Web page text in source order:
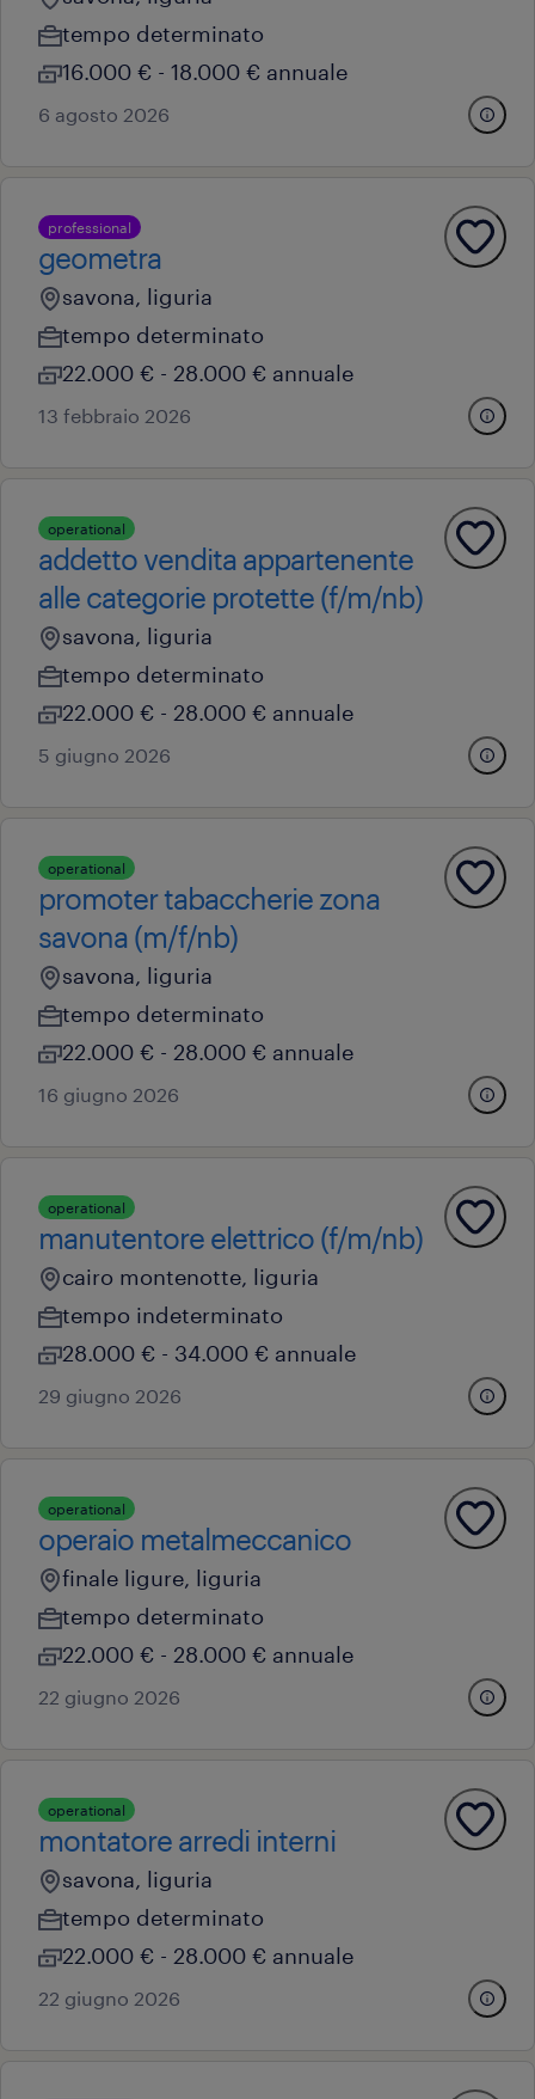
tempo determinato
16.000 € - 18.000 € annuale
6 agosto 2026
professional
geometra
savona, liguria
tempo determinato
22.000 € - 28.000 € annuale
13 febbraio 2026
operational
addetto vendita appartenente
alle categorie protette (f/m/nb)
savona, liguria
tempo determinato
22.000 € - 28.000 € annuale
5 giugno 2026
operational
promoter tabaccherie zona
savona (m/f/nb)
savona, liguria
tempo determinato
22.000 € - 28.000 € annuale
16 giugno 2026
operational
manutentore elettrico (f/m/nb)
cairo montenotte, liguria
tempo indeterminato
28.000 € - 34.000 € annuale
29 giugno 2026
operational
operaio metalmeccanico
finale ligure, liguria
tempo determinato
22.000 € - 28.000 € annuale
22 giugno 2026
operational
montatore arredi interni
savona, liguria
tempo determinato
22.000 € - 28.000 € annuale
22 giugno 2026